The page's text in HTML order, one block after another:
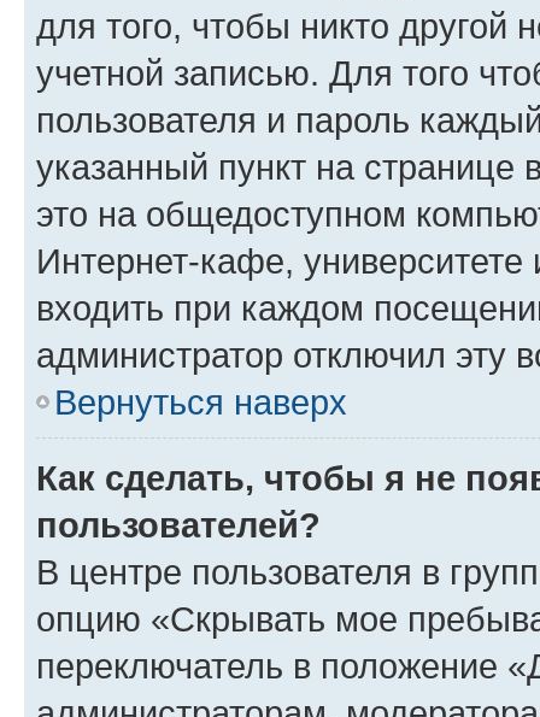
для того, чтобы никто другой
учетной записью. Для того
пользователя и пароль
указанный пункт на
это на общедоступном
Интернет-кафе, университете
входить при каждом
администратор отключил эту
Вернуться наверх
Как сделать, чтобы я не
пользователей?
В центре пользователя в
опцию «Скрывать мое
переключатель в положение